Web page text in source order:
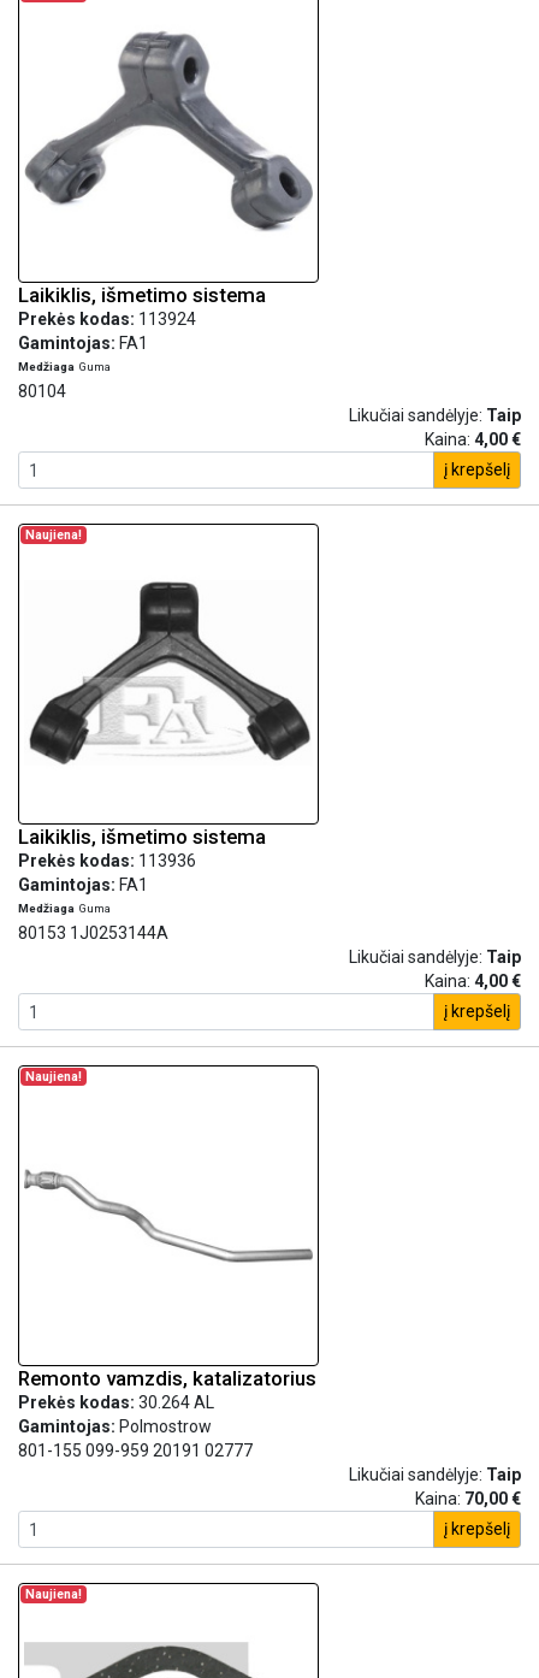
Laikiklis, išmetimo sistema
Prekės kodas: 113924
Gamintojas: FA1
Medžiaga Guma
80104
Likučiai sandėlyje: Taip
Kaina: 4,00 €
į krepšelį
Naujiena!
Laikiklis, išmetimo sistema
Prekės kodas: 113936
Gamintojas: FA1
Medžiaga Guma
80153 1J0253144A
Likučiai sandėlyje: Taip
Kaina: 4,00 €
į krepšelį
Naujiena!
Remonto vamzdis, katalizatorius
Prekės kodas: 30.264 AL
Gamintojas: Polmostrow
801-155 099-959 20191 02777
Likučiai sandėlyje: Taip
Kaina: 70,00 €
į krepšelį
Naujiena!